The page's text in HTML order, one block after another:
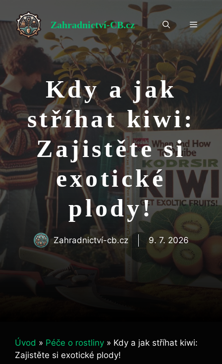
na
obsah
Zahradnictví-CB.cz Menu
Kdy a jak
stříhat kiwi:
Zajistěte si
exotické
plody!
Zahradnictví-cb.cz 9. 7. 2026
Úvod » Péče o rostliny » Kdy a jak stříhat kiwi:
Zajistěte si exotické plody!